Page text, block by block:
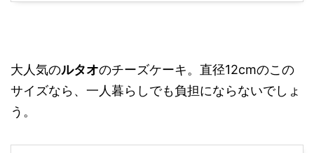
大人気のルタオのチーズケーキ。直径12cmのこの
サイズなら、一人暮らしでも負担にならないでしょ
う。